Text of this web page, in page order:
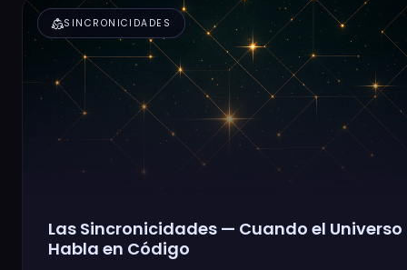
diversity_2SINCRONICIDADES
Las Sincronicidades — Cuando el Universo
Habla en Código